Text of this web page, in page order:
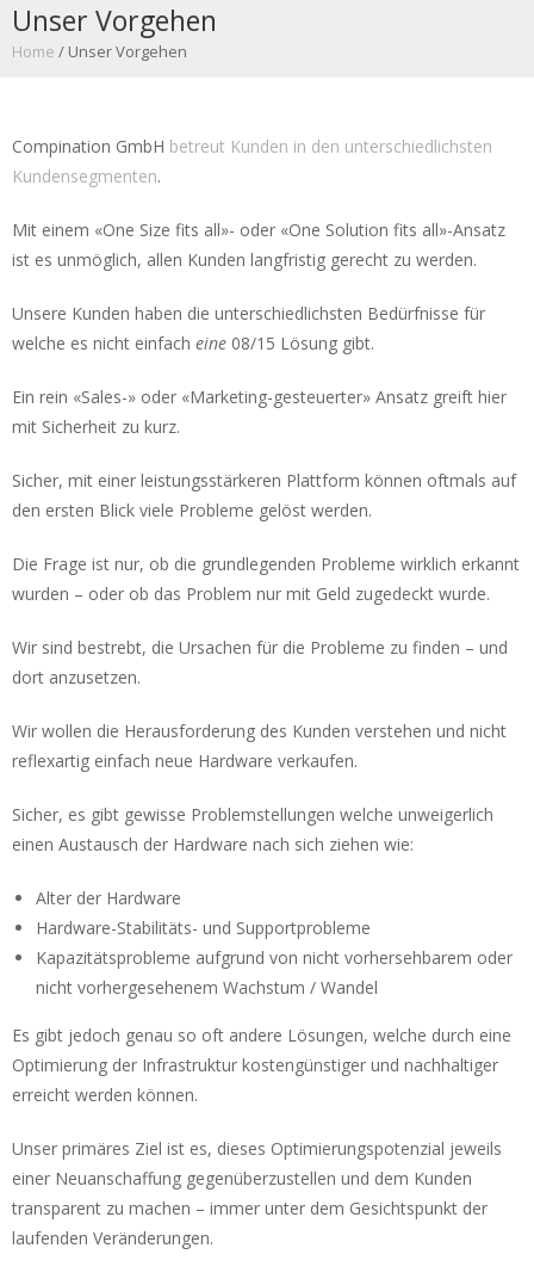
Unser Vorgehen
Home / Unser Vorgehen
Compination GmbH betreut Kunden in den unterschiedlichsten
Kundensegmenten.
Mit einem «One Size fits all»- oder «One Solution fits all»-Ansatz
ist es unmöglich, allen Kunden langfristig gerecht zu werden.
Unsere Kunden haben die unterschiedlichsten Bedürfnisse für
welche es nicht einfach eine 08/15 Lösung gibt.
Ein rein «Sales-» oder «Marketing-gesteuerter» Ansatz greift hier
mit Sicherheit zu kurz.
Sicher, mit einer leistungsstärkeren Plattform können oftmals auf
den ersten Blick viele Probleme gelöst werden.
Die Frage ist nur, ob die grundlegenden Probleme wirklich erkannt
wurden – oder ob das Problem nur mit Geld zugedeckt wurde.
Wir sind bestrebt, die Ursachen für die Probleme zu finden – und
dort anzusetzen.
Wir wollen die Herausforderung des Kunden verstehen und nicht
reflexartig einfach neue Hardware verkaufen.
Sicher, es gibt gewisse Problemstellungen welche unweigerlich
einen Austausch der Hardware nach sich ziehen wie:
Alter der Hardware
Hardware-Stabilitäts- und Supportprobleme
Kapazitätsprobleme aufgrund von nicht vorhersehbarem oder
nicht vorhergesehenem Wachstum / Wandel
Es gibt jedoch genau so oft andere Lösungen, welche durch eine
Optimierung der Infrastruktur kostengünstiger und nachhaltiger
erreicht werden können.
Unser primäres Ziel ist es, dieses Optimierungspotenzial jeweils
einer Neuanschaffung gegenüberzustellen und dem Kunden
transparent zu machen – immer unter dem Gesichtspunkt der
laufenden Veränderungen.